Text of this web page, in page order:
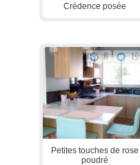
Crédence posée
8 19
Petites touches de rose
poudré